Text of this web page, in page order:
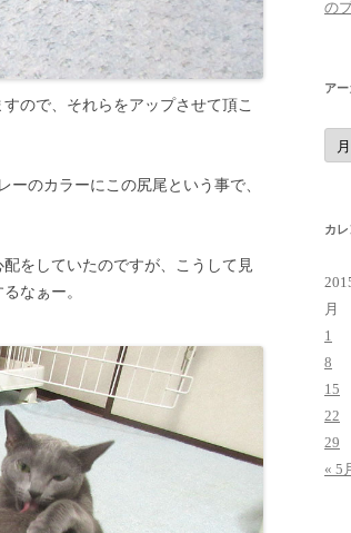
ので、それらをアップさせて頂こ
ーのカラーにこの尻尾という事で、
をしていたのですが、こうして見
なぁー。
の
ア
ア
ー
カ
カ
月
1
8
15
22
29
« 5